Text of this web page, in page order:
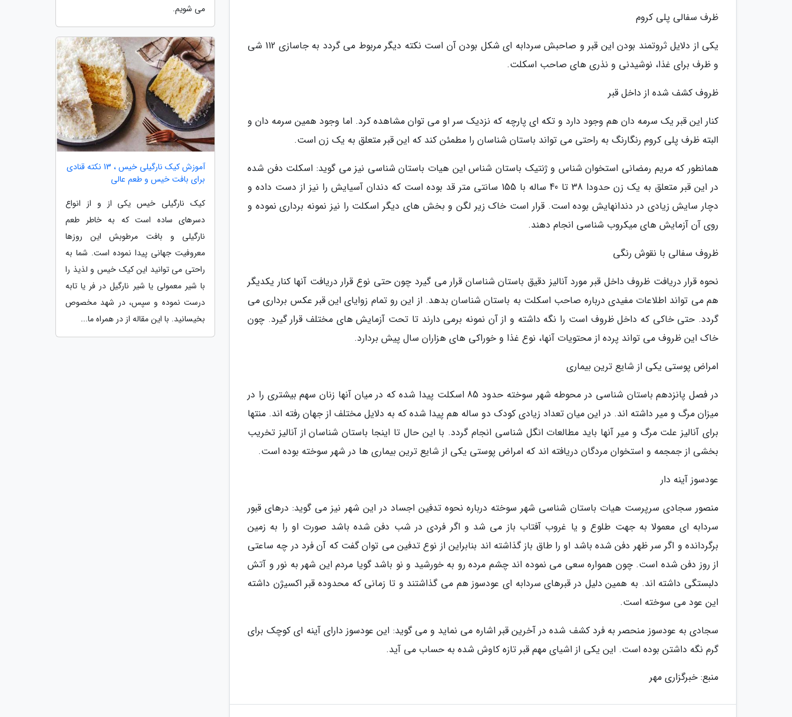
ظرف سفالی پلی کروم
یکی از دلایل ثروتمند بودن این قبر و صاحبش سردابه ای شکل بودن آن است نکته دیگر مربوط می گردد به جاسازی 112 شی
و ظرف برای غذا، نوشیدنی و نذری های صاحب اسکلت.
ظروف کشف شده از داخل قبر
کنار این قبر یک سرمه دان هم وجود دارد و تکه ای پارچه که نزدیک سر او می توان مشاهده کرد. اما وجود همین سرمه دان و
البته ظرف پلی کروم رنگارنگ به راحتی می تواند باستان شناسان را مطمئن کند که این قبر متعلق به یک زن است.
همانطور که مریم رمضانی استخوان شناس و ژنتیک باستان شناس این هیات باستان شناسی نیز می گوید: اسکلت دفن شده
در این قبر متعلق به یک زن حدودا 38 تا 40 ساله با 155 سانتی متر قد بوده است که دندان آسیایش را نیز از دست داده و
دچار سایش زیادی در دندانهایش بوده است. قرار است خاک زیر لگن و بخش های دیگر اسکلت را نیز نمونه برداری نموده و
روی آن آزمایش های میکروب شناسی انجام دهند.
ظروف سفالی با نقوش رنگی
نحوه قرار دریافت ظروف داخل قبر مورد آنالیز دقیق باستان شناسان قرار می گیرد چون حتی نوع قرار دریافت آنها کنار یکدیگر
هم می تواند اطلاعات مفیدی درباره صاحب اسکلت به باستان شناسان بدهد. از این رو تمام زوایای این قبر عکس برداری می
گردد. حتی خاکی که داخل ظروف است را نگه داشته و از آن نمونه برمی دارند تا تحت آزمایش های مختلف قرار گیرد. چون
خاک این ظروف می تواند پرده از محتویات آنها، نوع غذا و خوراکی های هزاران سال پیش بردارد.
امراض پوستی یکی از شایع ترین بیماری
در فصل پانزدهم باستان شناسی در محوطه شهر سوخته حدود 85 اسکلت پیدا شده که در میان آنها زنان سهم بیشتری را در
میزان مرگ و میر داشته اند. در این میان تعداد زیادی کودک دو ساله هم پیدا شده که به دلایل مختلف از جهان رفته اند. منتها
برای آنالیز علت مرگ و میر آنها باید مطالعات انگل شناسی انجام گردد. با این حال تا اینجا باستان شناسان از آنالیز تخریب
بخشی از جمجمه و استخوان مردگان دریافته اند که امراض پوستی یکی از شایع ترین بیماری ها در شهر سوخته بوده است.
عودسوز آینه دار
منصور سجادی سرپرست هیات باستان شناسی شهر سوخته درباره نحوه تدفین اجساد در این شهر نیز می گوید: درهای قبور
سردابه ای معمولا به جهت طلوع و یا غروب آفتاب باز می شد و اگر فردی در شب دفن شده باشد صورت او را به زمین
برگردانده و اگر سر ظهر دفن شده باشد او را طاق باز گذاشته اند بنابراین از نوع تدفین می توان گفت که آن فرد در چه ساعتی
از روز دفن شده است. چون همواره سعی می نموده اند چشم مرده رو به خورشید و نو باشد گویا مردم این شهر به نور و آتش
دلبستگی داشته اند. به همین دلیل در قبرهای سردابه ای عودسوز هم می گذاشتند و تا زمانی که محدوده قبر اکسیژن داشته
این عود می سوخته است.
سجادی به عودسوز منحصر به فرد کشف شده در آخرین قبر اشاره می نماید و می گوید: این عودسوز دارای آینه ای کوچک برای
گرم نگه داشتن بوده است. این یکی از اشیای مهم قبر تازه کاوش شده به حساب می آید.
منبع: خبرگزاری مهر
می شویم.
آموزش کیک نارگیلی خیس ، 13 نکته قنادی
برای بافت خیس و طعم عالی
کیک نارگیلی خیس یکی از و از انواع
دسرهای ساده است که به خاطر طعم
نارگیلی و بافت مرطوبش این روزها
معروفیت جهانی پیدا نموده است. شما به
راحتی می توانید این کیک خیس و لذیذ را
با شیر معمولی یا شیر نارگیل در فر یا تابه
درست نموده و سپس، در شهد مخصوص
بخیسانید. با این مقاله از در همراه ما...